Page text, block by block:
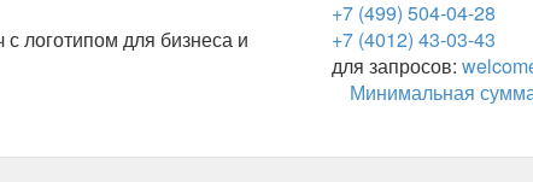
логотипом для бизнеса и
+7 (499) 504-04-28
+7 (4012) 43-03-43
для запросов:
Минимальная